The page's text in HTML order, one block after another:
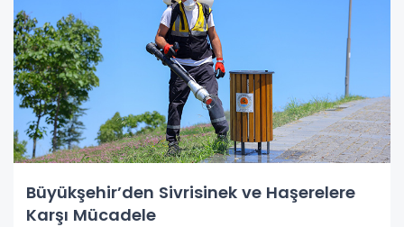
Büyükşehir’den Sivrisinek ve Haşerelere
Karşı Mücadele